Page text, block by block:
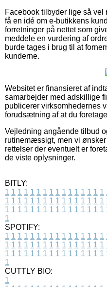
Facebook tilbyder lige så
få en idé om e-butikkens
forretninger på nettet som
meddele en vurdering af
burde tages i brug til at
kunderne.
Websitet er finansieret af
samarbejder med adskillige
publicerer virksomhedernes
forudsætning af at du
Vejledning angående tilbud
rutinemæssigt, men vi
rettelser der eventuelt er
de viste oplysninger.
BITLY:
1 1 1 1 1 1 1 1 1 1 1 1 1 1 1 1
1 1 1 1 1 1 1 1 1 1 1 1 1 1 1 1
1 1 1 1 1 1 1 1 1 1 1 1 1 1 1 1
1
SPOTIFY:
1 1 1 1 1 1 1 1 1 1 1 1 1 1 1 1
1 1 1 1 1 1 1 1 1 1 1 1 1 1 1 1
1 1 1 1 1 1 1 1 1 1 1 1 1 1 1 1
1
CUTTLY BIO:
1